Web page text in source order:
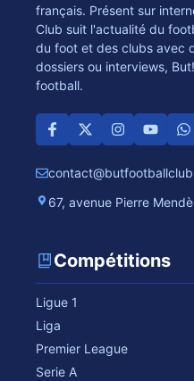
français. Présent sur
Club suit l'actualité du
du foot et des clubs avec
dossiers ou interviews,
football.
67, avenue Pierre
Compétitions
Ligue 1
Liga
Premier League
Serie A